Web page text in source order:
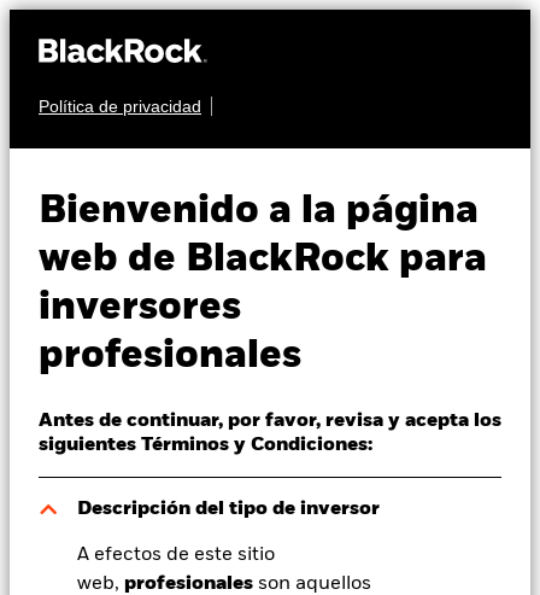
Política de privacidad
Bienvenido a la página
web de BlackRock para
inversores
profesionales
Antes de continuar, por favor, revisa y acepta los
siguientes Términos y Condiciones:
Descripción del tipo de inversor
A efectos de este sitio
web, profesionales son aquellos
Perspectivas
Visión de mercado
Educación
Profesionales
España
Change location
BlackRock
Bond 0-5yr UCITS
ETF
GBP 102,52
Variación del valor liquidativo a 06 ago 2026